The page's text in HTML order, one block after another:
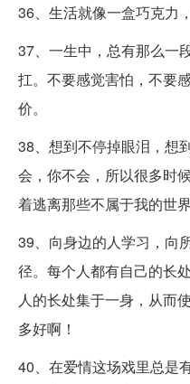
36、生活就像一盒巧克力
37、一生中，总有那么一
扛。不要感觉害怕，不要
价。
38、想到不停掉眼泪，想
会，你不会，所以很多时
着逃离那些不属于我的世
39、向身边的人学习，向
径。每个人都有自己的长
人的长处集于一身，从而
多好啊！
40、在爱情这场戏里总是